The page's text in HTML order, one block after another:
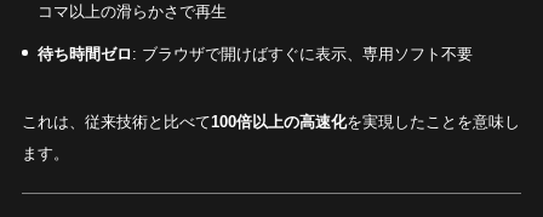
コマ以上の滑らかさで再生
待ち時間ゼロ : ブラウザで開けばすぐに表示、専用ソフト不要
これは、従来技術と比べて100倍以上の高速化を実現したことを意味し
ます。